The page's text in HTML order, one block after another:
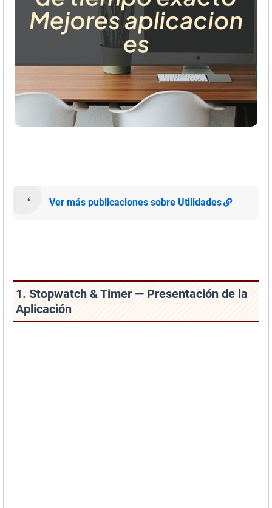
Ver más publicaciones sobre Utilidades
1. Stopwatch & Timer — Presentación de la
Aplicación